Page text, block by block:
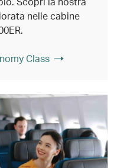
nelle cabine
Class